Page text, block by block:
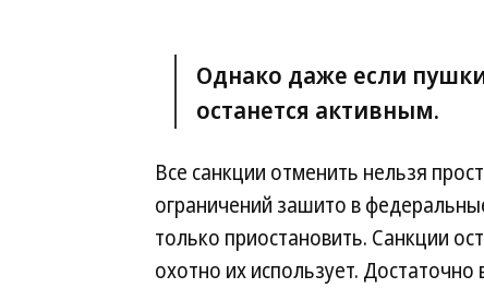
Однако даже если
останется активным.
Все санкции отменить нельзя
ограничений зашито в
только приостановить. Санкции
охотно их использует.